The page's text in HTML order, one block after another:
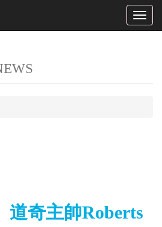
Toggle
奇主帥Roberts